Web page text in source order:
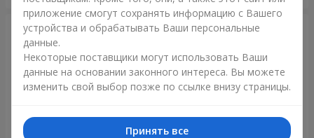
приложение смогут сохранять информацию с Вашего
устройства и обрабатывать Ваши персональные
данные.
Некоторые поставщики могут использовать Ваши
данные на основании законного интереса. Вы можете
изменить свой выбор позже по ссылке внизу страницы.
Принять все